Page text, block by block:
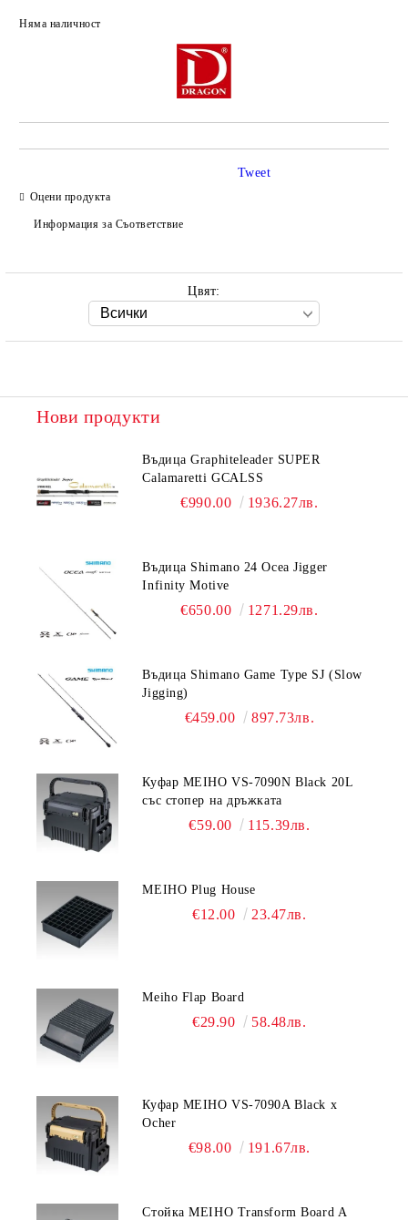
Няма наличност
Оцени продукта
Информация за Съответствие
Tweet
Цвят:
Нови продукти
Въдица Graphiteleader SUPER
Calamaretti GCALSS
€990.00 1936.27лв.
Въдица Shimano 24 Ocea Jigger
Infinity Motive
€650.00 1271.29лв.
Въдица Shimano Game Type SJ (Slow
Jigging)
€459.00 897.73лв.
Куфар MEIHO VS-7090N Black 20L
със стопер на дръжката
€59.00 115.39лв.
MEIHO Plug House
€12.00 23.47лв.
Meiho Flap Board
€29.90 58.48лв.
Куфар MEIHO VS-7090A Black x
Ocher
€98.00 191.67лв.
Стойка MEIHO Transform Board A